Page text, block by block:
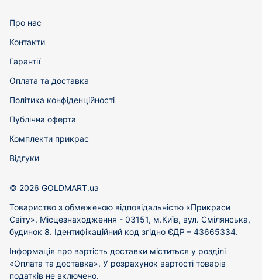
Про нас
Контакти
Гарантії
Оплата та доставка
Політика конфіденційності
Публічна оферта
Комплекти прикрас
Відгуки
© 2026 GOLDMART.ua
Товариство з обмеженою відповідальністю «Прикраси
Світу». Місцезнаходження - 03151, м.Київ, вул. Смілянська,
будинок 8. Ідентифікаційний код згідно ЄДР – 43665334.
Інформація про вартість доставки міститься у розділі
«Оплата та доставка». У розрахунок вартості товарів
податків не включено.